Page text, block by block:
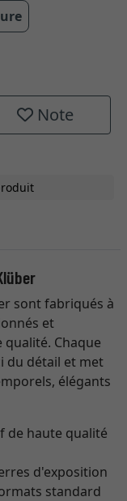
Note
sont fabriqués à
et
Chaque
du détail et met
élégants
de haute qualité
d'exposition
standard